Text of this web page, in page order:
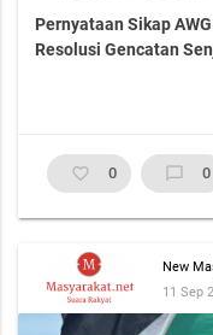
Pernyataan Sikap
Resolusi Gencatan
favorite_border 0 chat_bubble_outline 0
New
11 Sep